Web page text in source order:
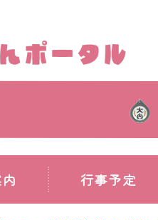
行事予定